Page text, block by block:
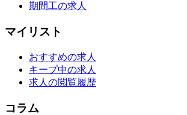
期間工の求人
マイリスト
おすすめの求人
キープ中の求人
求人の閲覧履歴
コラム